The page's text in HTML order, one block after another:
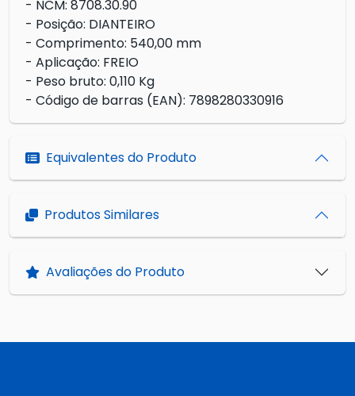
- NCM: 8708.30.90
- Posição: DIANTEIRO
- Comprimento: 540,00 mm
- Aplicação: FREIO
- Peso bruto: 0,110 Kg
- Código de barras (EAN): 7898280330916
Equivalentes do Produto
Produtos Similares
Avaliações do Produto